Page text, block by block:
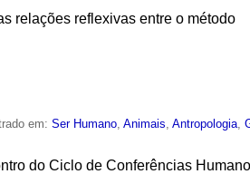
relações reflexivas entre o método
em:Ser Humano ,Animais ,Antropologia ,
do Ciclo de Conferências